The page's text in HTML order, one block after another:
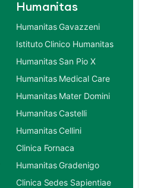
Humanitas
Humanitas Gavazzeni
Istituto Clinico Humanitas
Humanitas San Pio X
Humanitas Medical Care
Humanitas Mater Domini
Humanitas Castelli
Humanitas Cellini
Clinica Fornaca
Humanitas Gradenigo
Clinica Sedes Sapientiae